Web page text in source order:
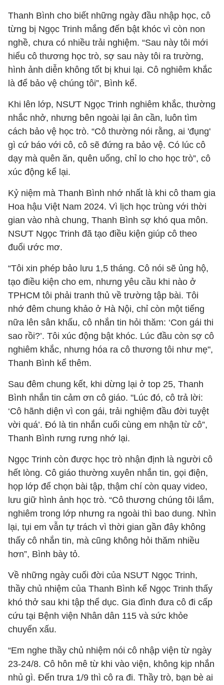
Thanh Bình cho biết những ngày đầu nhập học, cô
từng bị Ngọc Trinh mắng đến bật khóc vì còn non
nghề, chưa có nhiều trải nghiệm. “Sau này tôi mới
hiểu cô thương học trò, sợ sau này tôi ra trường,
hình ảnh diễn không tốt bị khui lại. Cô nghiêm khắc
là để bảo vệ chúng tôi”, Bình kể.
Khi lên lớp, NSƯT Ngọc Trinh nghiêm khắc, thường
nhắc nhở, nhưng bên ngoài lại ân cần, luôn tìm
cách bảo vệ học trò. “Cô thường nói rằng, ai 'đụng'
gì cứ báo với cô, cô sẽ đứng ra bảo vệ. Có lúc cô
dạy mà quên ăn, quên uống, chỉ lo cho học trò”, cô
xúc động kể lại.
Kỷ niệm mà Thanh Bình nhớ nhất là khi cô tham gia
Hoa hậu Việt Nam 2024. Vì lịch học trùng với thời
gian vào nhà chung, Thanh Bình sợ khó qua môn.
NSƯT Ngọc Trinh đã tạo điều kiện giúp cô theo
đuổi ước mơ.
“Tôi xin phép bảo lưu 1,5 tháng. Cô nói sẽ ủng hộ,
tạo điều kiện cho em, nhưng yêu cầu khi nào ở
TPHCM tôi phải tranh thủ về trường tập bài. Tôi
nhớ đêm chung khảo ở Hà Nội, chỉ còn một tiếng
nữa lên sân khấu, cô nhắn tin hỏi thăm: ‘Con gái thi
sao rồi?’. Tôi xúc động bật khóc. Lúc đầu còn sợ cô
nghiêm khắc, nhưng hóa ra cô thương tôi như mẹ",
Thanh Bình kể thêm.
Sau đêm chung kết, khi dừng lại ở top 25, Thanh
Bình nhắn tin cảm ơn cô giáo. "Lúc đó, cô trả lời:
‘Cô hãnh diện vì con gái, trải nghiệm đầu đời tuyệt
vời quá’. Đó là tin nhắn cuối cùng em nhận từ cô”,
Thanh Bình rưng rưng nhớ lại.
Ngọc Trinh còn được học trò nhận định là người cô
hết lòng. Cô giáo thường xuyên nhắn tin, gọi điện,
họp lớp để chọn bài tập, thậm chí còn quay video,
lưu giữ hình ảnh học trò. “Cô thương chúng tôi lắm,
nghiêm trong lớp nhưng ra ngoài thì bao dung. Nhìn
lại, tụi em vẫn tự trách vì thời gian gần đây không
thấy cô nhắn tin, mà cũng không hỏi thăm nhiều
hơn”, Bình bày tỏ.
Về những ngày cuối đời của NSƯT Ngọc Trinh,
thầy chủ nhiệm của Thanh Bình kể Ngọc Trinh thấy
khó thở sau khi tập thể dục. Gia đình đưa cô đi cấp
cứu tại Bệnh viện Nhân dân 115 và sức khỏe
chuyển xấu.
“Em nghe thầy chủ nhiệm nói cô nhập viện từ ngày
23-24/8. Cô hôn mê từ khi vào viện, không kịp nhắn
nhủ gì. Đến trưa 1/9 thì cô ra đi. Thầy trò, bạn bè ai